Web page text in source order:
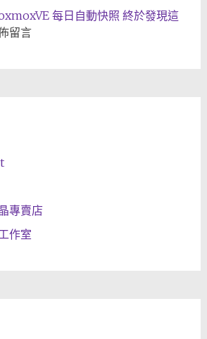
每日自動快照 終於發現這
留言
專賣店
作室